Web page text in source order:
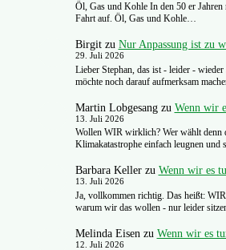
Öl, Gas und Kohle In den 50 er
Fahrt auf. Öl, Gas und Kohle…
Birgitzu Nur Anpassung ist zu
29. Juli 2026
Lieber Stephan, das ist - leider -
möchte noch darauf aufmerksam
Martin Lobgesangzu Wenn wir
13. Juli 2026
Wollen WIR wirklich? Wer wählt denn
Klimakatastrophe einfach leugnen
Barbara Kellerzu Wenn wir es
13. Juli 2026
Ja, vollkommen richtig. Das heißt:
warum wir das wollen - nur leider
Melinda Eisen zu Wenn wir es
12. Juli 2026